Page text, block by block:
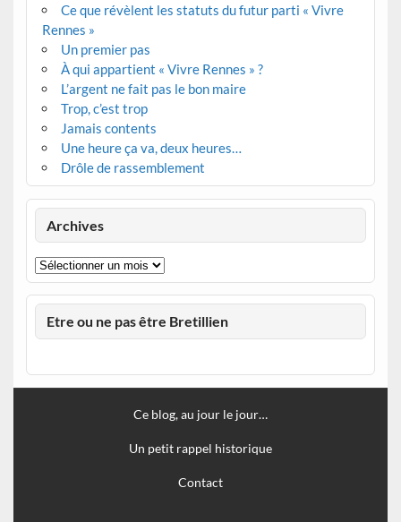
Ce que révèlent les statuts du futur parti « Vivre
Rennes »
Un premier pas
À qui appartient « Vivre Rennes » ?
L’argent ne fait pas le bon maire
Trop, c’est trop
Jamais contents
Une heure ça va, deux heures…
Drôle de rassemblement
Archives
Archives
Etre ou ne pas être Bretillien
Ce blog, au jour le jour…
Un petit rappel historique
Contact